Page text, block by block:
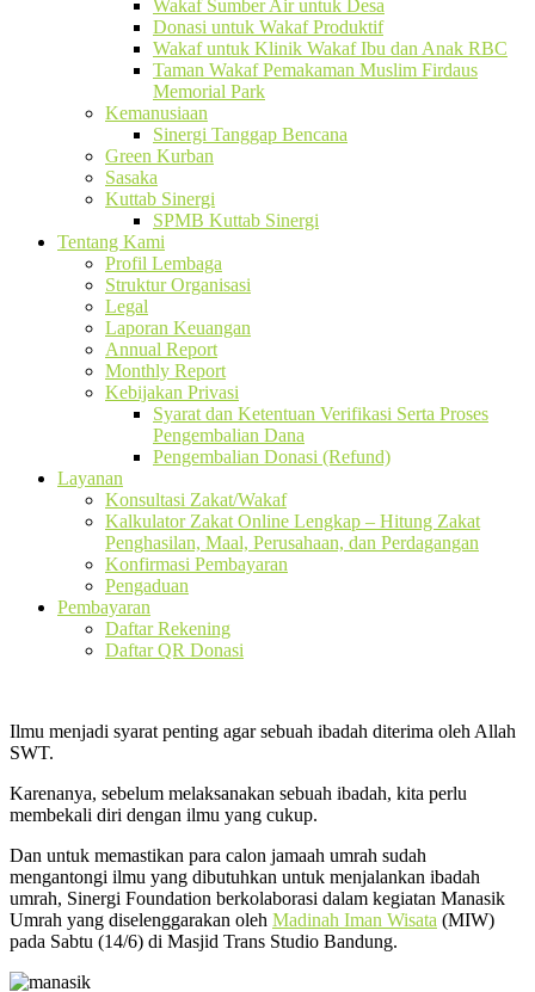
Wakaf Sumber Air untuk Desa
Donasi untuk Wakaf Produktif
Wakaf untuk Klinik Wakaf Ibu dan Anak RBC
Taman Wakaf Pemakaman Muslim Firdaus
Memorial Park
Kemanusiaan
Sinergi Tanggap Bencana
Green Kurban
Sasaka
Kuttab Sinergi
SPMB Kuttab Sinergi
Tentang Kami
Profil Lembaga
Struktur Organisasi
Legal
Laporan Keuangan
Annual Report
Monthly Report
Kebijakan Privasi
Syarat dan Ketentuan Verifikasi Serta Proses
Pengembalian Dana
Pengembalian Donasi (Refund)
Layanan
Konsultasi Zakat/Wakaf
Kalkulator Zakat Online Lengkap – Hitung Zakat
Penghasilan, Maal, Perusahaan, dan Perdagangan
Konfirmasi Pembayaran
Pengaduan
Pembayaran
Daftar Rekening
Daftar QR Donasi
Ilmu menjadi syarat penting agar sebuah ibadah diterima oleh Allah
SWT.
Karenanya, sebelum melaksanakan sebuah ibadah, kita perlu
membekali diri dengan ilmu yang cukup.
Dan untuk memastikan para calon jamaah umrah sudah
mengantongi ilmu yang dibutuhkan untuk menjalankan ibadah
umrah, Sinergi Foundation berkolaborasi dalam kegiatan Manasik
Umrah yang diselenggarakan oleh Madinah Iman Wisata (MIW)
pada Sabtu (14/6) di Masjid Trans Studio Bandung.